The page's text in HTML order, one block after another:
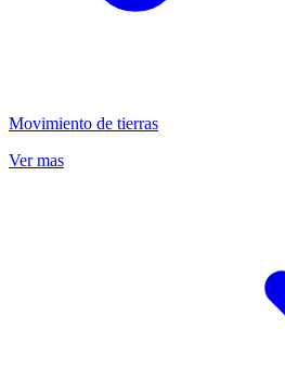
Movimiento de tierras
Ver mas